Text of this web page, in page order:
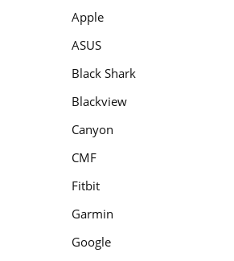
Apple
ASUS
Black Shark
Blackview
Canyon
CMF
Fitbit
Garmin
Google